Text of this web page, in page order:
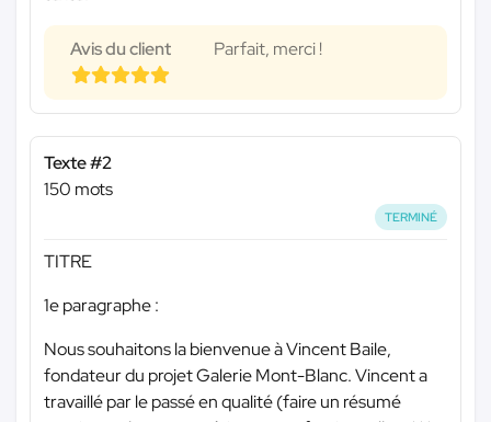
Avis du client Parfait, merci !
Texte #2
150 mots
TERMINÉ
TITRE
1e paragraphe :
Nous souhaitons la bienvenue à Vincent Baile,
fondateur du projet Galerie Mont-Blanc. Vincent a
travaillé par le passé en qualité (faire un résumé